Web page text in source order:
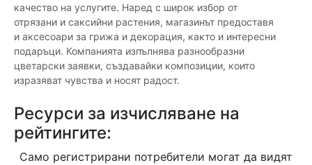
качество на услугите. Наред с широк избор от
отрязани и саксийни растения, магазинът предоставя
и аксесоари за грижа и декорация, както и интересни
подаръци. Компанията изпълнява разнообразни
цветарски заявки, създавайки композиции, които
изразяват чувства и носят радост.
Ресурси за изчисляване на
рейтингите:
Само регистрирани потребители могат да видят